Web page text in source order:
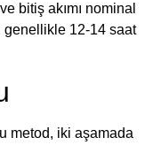
bitiş akımı nominal
genellikle 12-14 saat
metod, iki aşamada